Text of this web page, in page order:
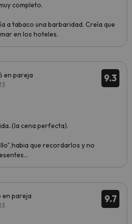
completo.
a tabaco una barbaridad. Creía que
en los hoteles.
9.3
en pareja
cena perfecta).
que recordarlos y no
9.7
en pareja